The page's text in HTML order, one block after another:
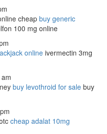
cheap buy generic
100 mg online
online ivermectin 3mg
buy levothroid for sale buy
cheap adalat 10mg